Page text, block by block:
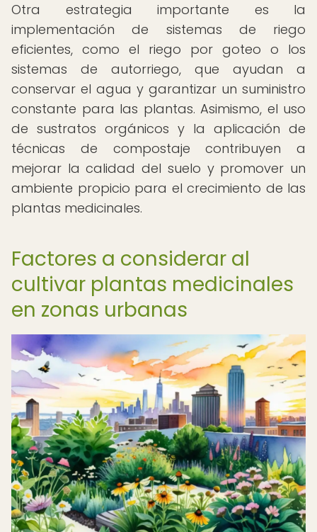
Otra estrategia importante es la
implementación de sistemas de riego
eficientes, como el riego por goteo o los
sistemas de autorriego, que ayudan a
conservar el agua y garantizar un suministro
constante para las plantas. Asimismo, el uso
de sustratos orgánicos y la aplicación de
técnicas de compostaje contribuyen a
mejorar la calidad del suelo y promover un
ambiente propicio para el crecimiento de las
plantas medicinales.
Factores a considerar al
cultivar plantas medicinales
en zonas urbanas